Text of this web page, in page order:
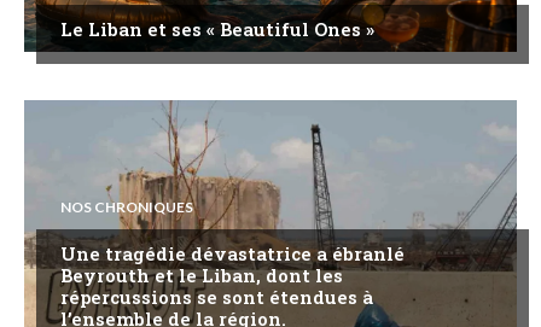
Le Liban et ses « Beautiful Ones »
NOS CHRONIQUES
Une tragédie dévastatrice a ébranlé
Beyrouth et le Liban, dont les
répercussions se sont étendues à
l’ensemble de la région.